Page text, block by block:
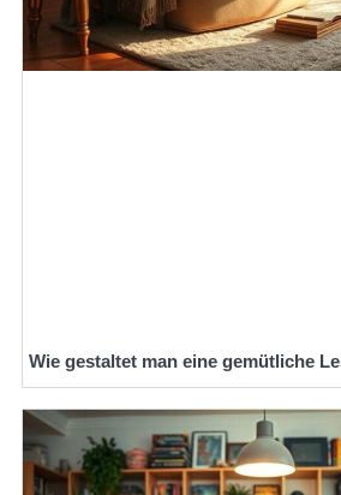
Wie gestaltet man eine gemütliche